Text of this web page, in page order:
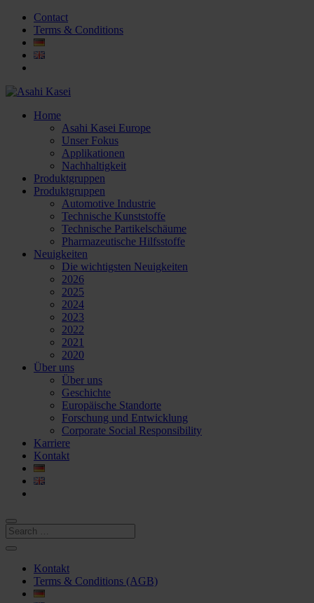
Contact
Terms & Conditions
Home
Asahi Kasei Europe
Unser Fokus
Applikationen
Nachhaltigkeit
Produktgruppen
Produktgruppen
Automotive Industrie
Technische Kunststoffe
Technische Partikelschäume
Pharmazeutische Hilfsstoffe
Neuigkeiten
Die wichtigsten Neuigkeiten
2026
2025
2024
2023
2022
2021
2020
Über uns
Über uns
Geschichte
Europäische Standorte
Forschung und Entwicklung
Corporate Social Responsibility
Karriere
Kontakt
Kontakt
Terms & Conditions (AGB)